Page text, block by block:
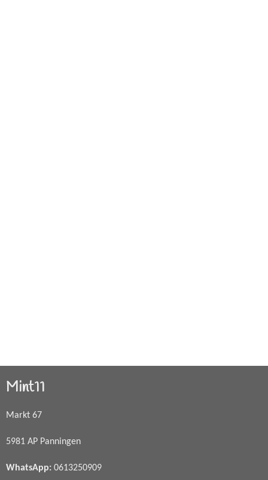
Mint11
Markt 67
5981 AP Panningen
WhatsApp: 0613250909